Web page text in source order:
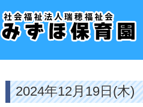
2024年12月19日(木